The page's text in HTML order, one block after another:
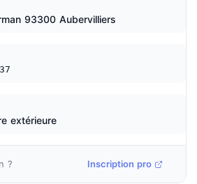
93300 Aubervilliers
extérieure
? Inscription pro